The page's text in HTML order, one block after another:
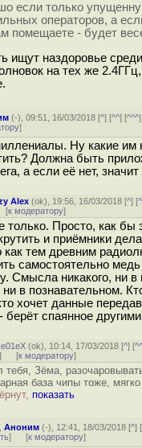
если только
операторов, а
помещаете - будет
ищут наздоровье
на тех же
(-), 09:51, 16/03/2018 [^] [^^] [^^^
]
Ну какие им
Должна быть
а если её нет, значит
Alex (ok), 19:56, 16/03/2018 [^] [
[к модератору]
только. Просто, как бы
и приёмники
как тем древним
самостоятельно
Смысла никакого, ни в
ни в познавательном.
хочет данные
берёт спаянное
(ok), 10:14, 17/03/2018 [^] [
] [к модератору]
тебя, Зёма,
база чипы тоже,
показать
,Аноним (-), 12:41, 18/03/2018 [^] [
] [к модератору]